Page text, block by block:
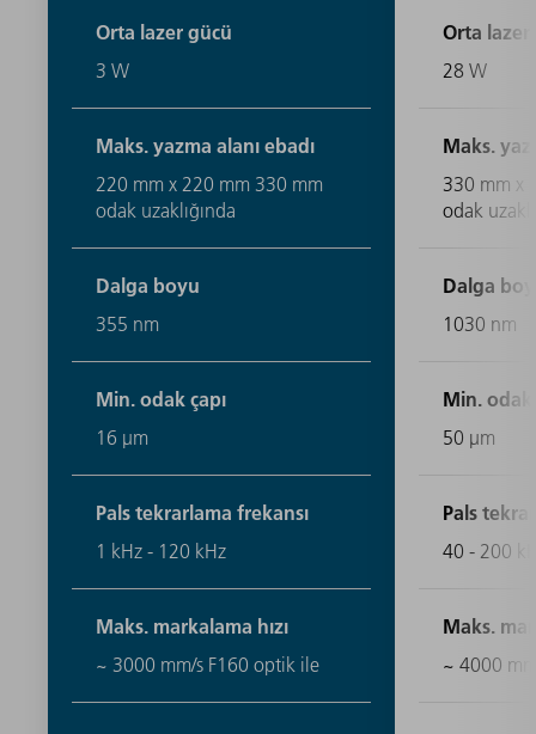
Orta lazer gücü
3 W
Maks. yazma alanı ebadı
220 mm x 220 mm 330 mm
odak uzaklığında
Dalga boyu
355 nm
Min. odak çapı
16 μm
Pals tekrarlama frekansı
1 kHz - 120 kHz
Maks. markalama hızı
~ 3000 mm/s F160 optik ile
Orta lazer
28 W
Maks.
330 mm x
odak
Dalga
1030 nm
Min. odak
50 μm
Pals
40 - 200
Maks.
~ 4000